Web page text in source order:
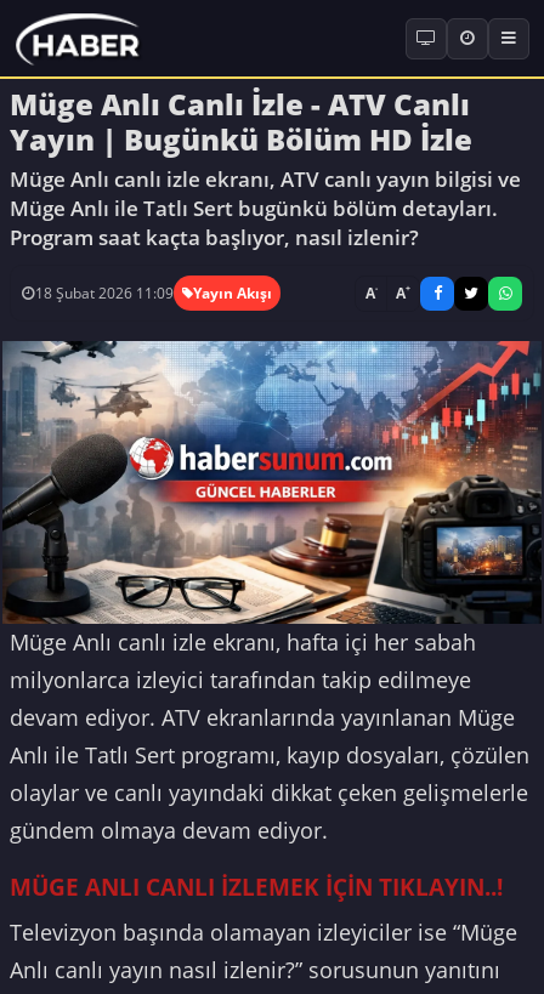
Müge Anlı Canlı İzle - ATV Canlı
Yayın | Bugünkü Bölüm HD İzle
Müge Anlı canlı izle ekranı, ATV canlı yayın bilgisi ve
Müge Anlı ile Tatlı Sert bugünkü bölüm detayları.
Program saat kaçta başlıyor, nasıl izlenir?
18 Şubat 2026 11:09 Yayın Akışı A- A+
Müge Anlı canlı izle ekranı, hafta içi her sabah
milyonlarca izleyici tarafından takip edilmeye
devam ediyor. ATV ekranlarında yayınlanan Müge
Anlı ile Tatlı Sert programı, kayıp dosyaları, çözülen
olaylar ve canlı yayındaki dikkat çeken gelişmelerle
gündem olmaya devam ediyor.
MÜGE ANLI CANLI İZLEMEK İÇİN TIKLAYIN..!
Televizyon başında olamayan izleyiciler ise “Müge
Anlı canlı yayın nasıl izlenir?” sorusunun yanıtını